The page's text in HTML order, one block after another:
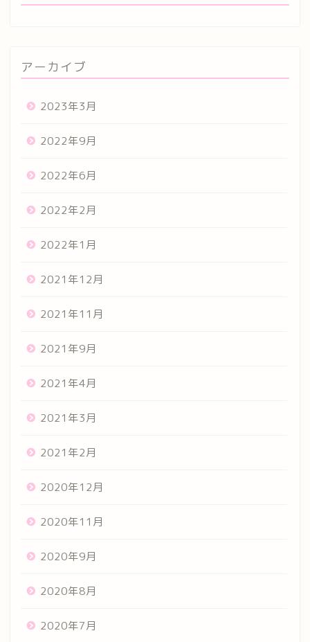
アーカイブ
2023年3月
2022年9月
2022年6月
2022年2月
2022年1月
2021年12月
2021年11月
2021年9月
2021年4月
2021年3月
2021年2月
2020年12月
2020年11月
2020年9月
2020年8月
2020年7月